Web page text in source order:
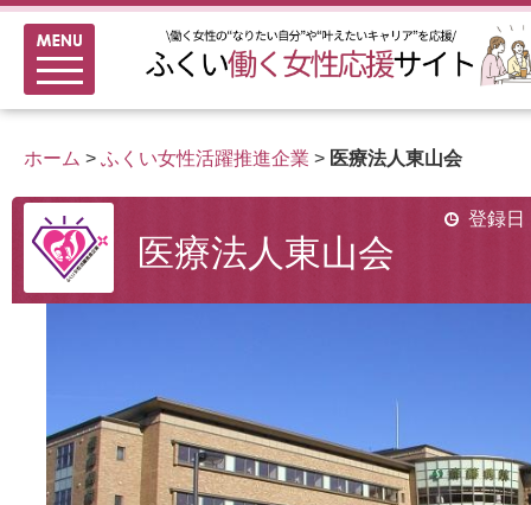
ホーム > ふくい女性活躍推進企業 > 医療法人東山会
医療法人東山会
登録日
メニュー
新着情報
ふくい女性活躍推進企業
女性の多様なチャレンジ応援
家事シェアのススメ